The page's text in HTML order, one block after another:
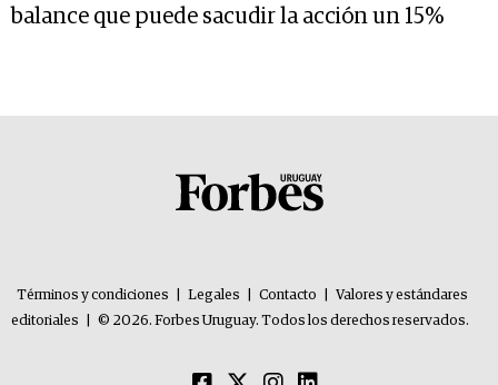
balance que puede sacudir la acción un 15%
Términos y condiciones Legales Contacto
Valores y estándares
editoriales
© 2026. Forbes Uruguay. Todos los derechos reservados.